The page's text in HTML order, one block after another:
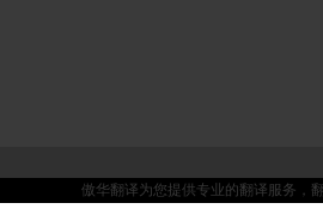
傲华翻译为您提供专业的翻译服务，